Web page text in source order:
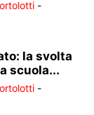
-
la svolta
scuola...
-